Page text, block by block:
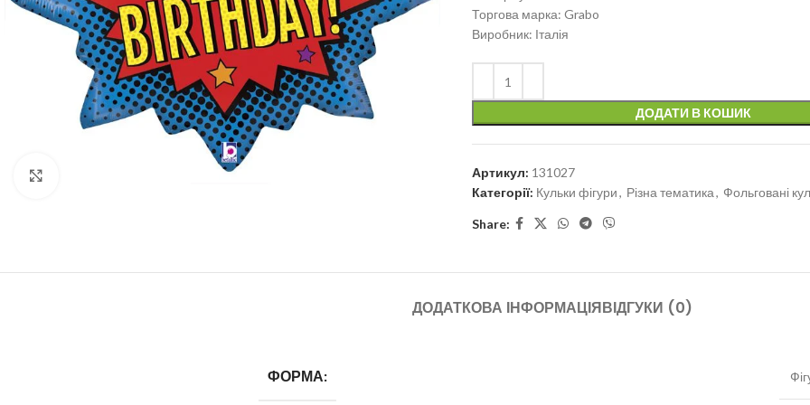
Торгова марка: Grabo
Виробник: Італія
ДОДАТИ В КОШИК
Артикул: 131027
Категорії: Кульки фігури, Різна тематика, Фольговані
Share:
ДОДАТКОВА ІНФОРМАЦІЯВІДГУКИ (0)
ФОРМА: